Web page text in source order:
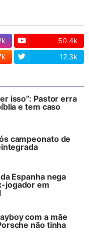
50.4k
12.3k
isso”: Pastor erra
e tem caso
campeonato de
Espanha nega
jogador em
com a mãe
não tinha